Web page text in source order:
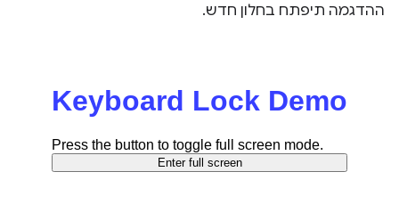
ההדגמה תיפתח בחלון חדש.